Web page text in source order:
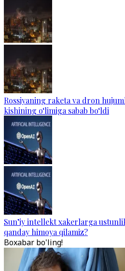
Rossiyaning raketa va dron
kishining o‘limiga sabab bo‘ldi
Sun’iy intellekt xakerlarga
qanday himoya qilamiz?
Boxabar bo'ling!